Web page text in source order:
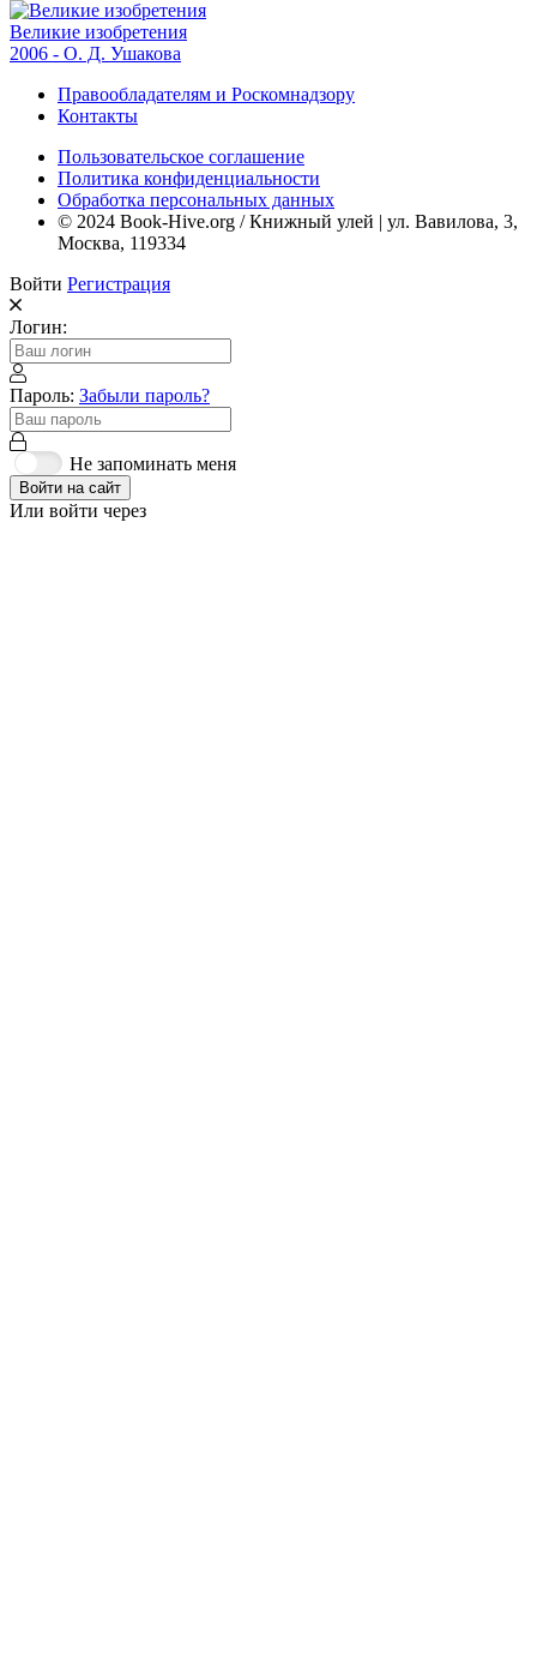
Великие изобретения
2006 - О. Д. Ушакова
Правообладателям и Роскомнадзору
Контакты
Пользовательское соглашение
Политика конфиденциальности
Обработка персональных данных
© 2024 Book-Hive.org / Книжный улей | ул. Вавилова, 3,
Москва, 119334
Войти Регистрация
Логин:
Пароль: Забыли пароль?
Не запоминать меня
Войти на сайт
Или войти через